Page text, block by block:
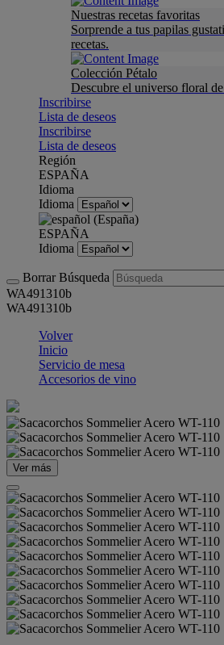
Nuestras recetas favoritas
Sorprende a tus papilas
recetas.
Colección Pétalo
Descubre el universo floral
Inscribirse
Lista de deseos
Inscribirse
Lista de deseos
Región
ESPAÑA
Idioma
Idioma
ESPAÑA
Idioma
Borrar Búsqueda
WA491310b
WA491310b
Volver
Inicio
Servicio de mesa
Accesorios de vino
Ver más